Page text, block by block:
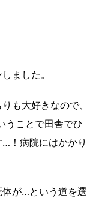
ました。
も大好きなので、
うことで田舎でひ
！病院にはかかり
体が…という道を選